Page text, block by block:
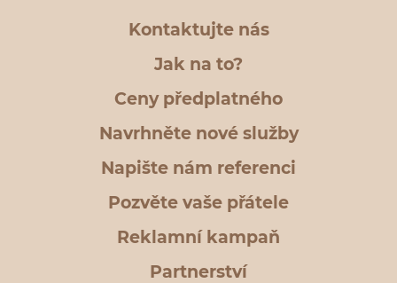
Kontaktujte nás
Jak na to?
Ceny předplatného
Navrhněte nové služby
Napište nám referenci
Pozvěte vaše přátele
Reklamní kampaň
Partnerství